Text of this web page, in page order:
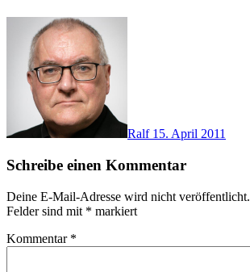
Ralf 15. April 2011
Schreibe einen Kommentar
Deine E-Mail-Adresse wird nicht veröffentlicht.
Felder sind mit * markiert
Kommentar *